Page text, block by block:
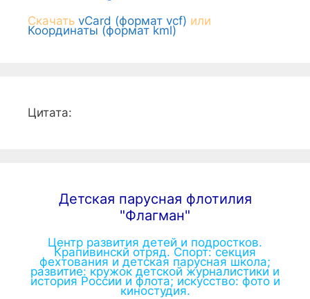
Скачать vCard (формат vcf) или
Координаты (формат kml)
Цитата:
Детская парусная флотилия
"Флагман"
Центр развития детей и подростков.
Крапивинскй отряд. Спорт: секция
фехтования и детская парусная школа;
развитие: кружок детской журналистики и
история России и флота; искусство: фото и
киностудия.